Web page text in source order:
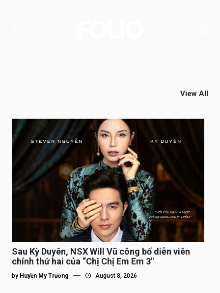
View All
Sau Kỳ Duyên, NSX Will Vũ công bố diễn viên
chính thứ hai của “Chị Chị Em Em 3″
by Huyền My Trương August 8, 2026